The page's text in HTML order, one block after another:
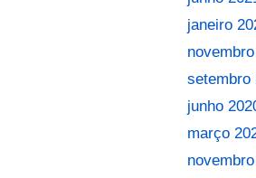
janeiro
setembro
junho
março